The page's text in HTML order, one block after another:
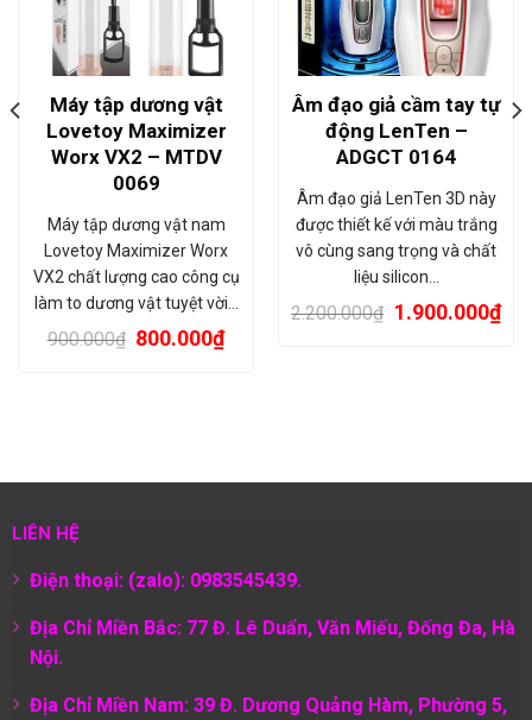
Máy tập dương vật
Lovetoy Maximizer
Worx VX2 – MTDV
0069
Máy tập dương vật nam
Lovetoy Maximizer Worx
VX2 chất lượng cao công cụ
làm to dương vật tuyệt vời…
900.000₫ 800.000₫
Âm đạo giả cầm tay tự
động LenTen –
ADGCT 0164
Âm đạo giả LenTen 3D này
được thiết kế với màu trắng
vô cùng sang trọng và chất
liệu silicon…
2.200.000₫ 1.900.000₫
LIÊN HỆ
Điện thoại: (zalo): 0983545439.
Địa Chỉ Miền Bắc: 77 Đ. Lê Duẩn, Văn Miếu, Đống Đa, Hà
Nội.
Địa Chỉ Miền Nam: 39 Đ. Dương Quảng Hàm, Phường 5,